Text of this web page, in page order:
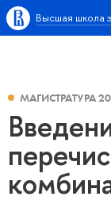
Высшая школа
МАГИСТРАТУРА